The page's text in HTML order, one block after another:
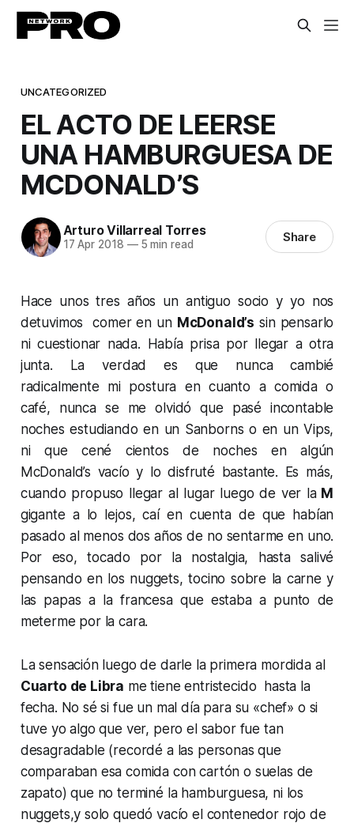
UNCATEGORIZED
EL ACTO DE LEERSE
UNA HAMBURGUESA DE
MCDONALD’S
Arturo Villarreal Torres
17 Apr 2018 —5 min read Share
Hace unos tres años un antiguo socio y yo nos
detuvimos comer en un McDonald’s sin pensarlo
ni cuestionar nada. Había prisa por llegar a otra
junta. La verdad es que nunca cambié
radicalmente mi postura en cuanto a comida o
café, nunca se me olvidó que pasé incontable
noches estudiando en un Sanborns o en un Vips,
ni que cené cientos de noches en algún
McDonald’s vacío y lo disfruté bastante. Es más,
cuando propuso llegar al lugar luego de ver laM
gigante a lo lejos, caí en cuenta de que habían
pasado al menos dos años de no sentarme en uno.
Por eso, tocado por la nostalgia, hasta salivé
pensando en los nuggets, tocino sobre la carne y
las papas a la francesa que estaba a punto de
meterme por la cara.
La sensación luego de darle la primera mordida al
Cuarto de Libra me tiene entristecido hasta la
fecha. No sé si fue un mal día para su «chef» o si
tuve yo algo que ver, pero el sabor fue tan
desagradable (recordé a las personas que
comparaban esa comida con cartón o suelas de
zapato) que no terminé la hamburguesa, ni los
nuggets,y solo quedó vacío el contenedor rojo de